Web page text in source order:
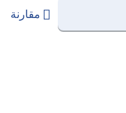
مقارنة